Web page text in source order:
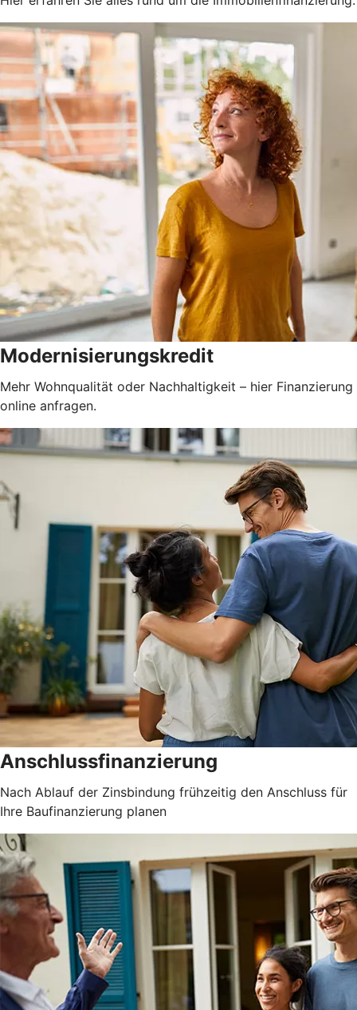
Modernisierungskredit
Mehr Wohnqualität oder Nachhaltigkeit – hier Finanzierung
online anfragen.
Anschlussfinanzierung
Nach Ablauf der Zinsbindung frühzeitig den Anschluss für
Ihre Baufinanzierung planen